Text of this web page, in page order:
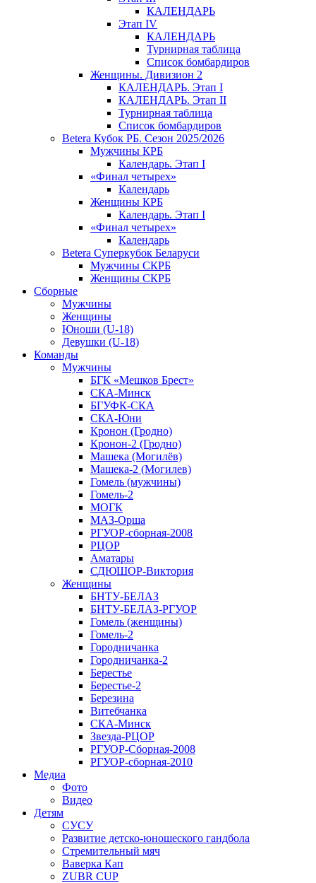
КАЛЕНДАРЬ
Этап IV
КАЛЕНДАРЬ
Турнирная таблица
Список бомбардиров
Женщины. Дивизион 2
КАЛЕНДАРЬ. Этап I
КАЛЕНДАРЬ. Этап II
Турнирная таблица
Список бомбардиров
Betera Кубок РБ. Сезон 2025/2026
Мужчины КРБ
Календарь. Этап I
«Финал четырех»
Календарь
Женщины КРБ
Календарь. Этап I
«Финал четырех»
Календарь
Betera Суперкубок Беларуси
Мужчины СКРБ
Женщины СКРБ
Сборные
Мужчины
Женщины
Юноши (U-18)
Девушки (U-18)
Команды
Мужчины
БГК «Мешков Брест»
СКА-Минск
БГУФК-СКА
СКА-Юни
Кронон (Гродно)
Кронон-2 (Гродно)
Машека (Могилёв)
Машека-2 (Могилев)
Гомель (мужчины)
Гомель-2
МОГК
МАЗ-Орша
РГУОР-сборная-2008
РЦОР
Аматары
СДЮШОР-Виктория
Женщины
БНТУ-БЕЛАЗ
БНТУ-БЕЛАЗ-РГУОР
Гомель (женщины)
Гомель-2
Городничанка
Городничанка-2
Берестье
Берестье-2
Березина
Витебчанка
СКА-Минск
Звезда-РЦОР
РГУОР-Сборная-2008
РГУОР-сборная-2010
Медиа
Фото
Видео
Детям
СУСУ
Развитие детско-юношеского гандбола
Стремительный мяч
Ваверка Кап
ZUBR CUP